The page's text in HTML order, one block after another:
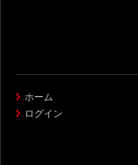
ホーム
ログイン